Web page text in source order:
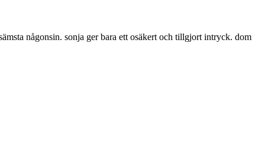
någonsin. sonja ger bara ett osäkert och tillgjort intryck. dom